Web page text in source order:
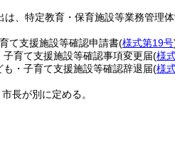
、特定教育・保育施設等業務管理
て支援施設等確認申請書(様式第19号
育て支援施設等確認事項変更届(様
・子育て支援施設等確認辞退届(様
長が別に定める。